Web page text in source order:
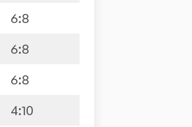
6:8
6:8
6:8
4:10